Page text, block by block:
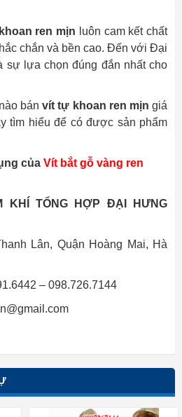
ren mịn luôn cam kết chất
chắn và bền cao. Đến với Đại
sự lựa chọn đúng đắn nhất cho
bánvít tự khoan ren mịn giá
tìm hiểu để có được sản phẩm
của Vít bắt gỗ vàng ren
TỔNG HỢP ĐẠI HƯNG
Lân, Quận Hoàng Mai, Hà
– 098.726.7144